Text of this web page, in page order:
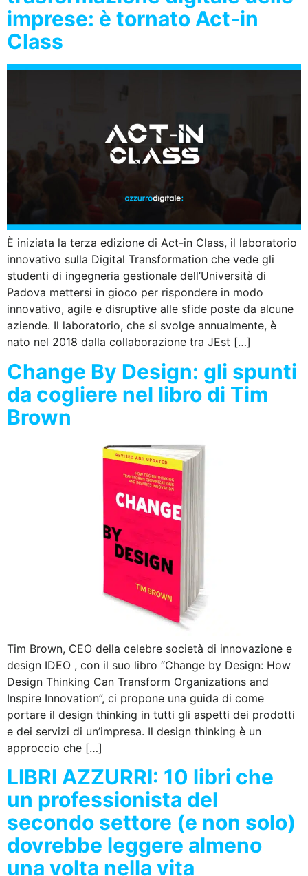
imprese: è tornato Act-in
Class
È iniziata la terza edizione di Act-in Class, il laboratorio
innovativo sulla Digital Transformation che vede gli
studenti di ingegneria gestionale dell’Università di
Padova mettersi in gioco per rispondere in modo
innovativo, agile e disruptive alle sfide poste da alcune
aziende. Il laboratorio, che si svolge annualmente, è
nato nel 2018 dalla collaborazione tra JEst […]
Change By Design: gli spunti
da cogliere nel libro di Tim
Brown
Tim Brown, CEO della celebre società di innovazione e
design IDEO , con il suo libro “Change by Design: How
Design Thinking Can Transform Organizations and
Inspire Innovation”, ci propone una guida di come
portare il design thinking in tutti gli aspetti dei prodotti
e dei servizi di un’impresa. Il design thinking è un
approccio che […]
LIBRI AZZURRI: 10 libri che
un professionista del
secondo settore (e non solo)
dovrebbe leggere almeno
una volta nella vita